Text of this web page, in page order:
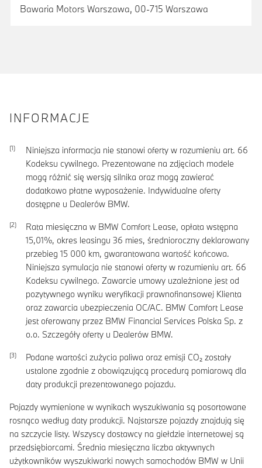
Bawaria Motors Warszawa, 00-715 Warszawa
INFORMACJE
Niniejsza informacja nie stanowi oferty w rozumieniu art. 66
Kodeksu cywilnego. Prezentowane na zdjęciach modele
mogą różnić się wersją silnika oraz mogą zawierać
dodatkowo płatne wyposażenie. Indywidualne oferty
dostępne u Dealerów BMW.
Rata miesięczna w BMW Comfort Lease, opłata wstępna
15,01%, okres leasingu 36 mies, średnioroczny deklarowany
przebieg 15 000 km, gwarantowana wartość końcowa.
Niniejsza symulacja nie stanowi oferty w rozumieniu art. 66
Kodeksu cywilnego. Zawarcie umowy uzależnione jest od
pozytywnego wyniku weryfikacji prawnofinansowej Klienta
oraz zawarcia ubezpieczenia OC/AC. BMW Comfort Lease
jest oferowany przez BMW Financial Services Polska Sp. z
o.o. Szczegóły oferty u Dealerów BMW.
Podane wartości zużycia paliwa oraz emisji CO₂ zostały
ustalone zgodnie z obowiązującą procedurą pomiarową dla
daty produkcji prezentowanego pojazdu.
Pojazdy wymienione w wynikach wyszukiwania są posortowane
rosnąco według daty produkcji. Najstarsze pojazdy znajdują się
na szczycie listy. Wszyscy dostawcy na giełdzie internetowej są
przedsiębiorcami. Średnia miesięczna liczba aktywnych
użytkowników wyszukiwarki nowych samochodów BMW w Unii